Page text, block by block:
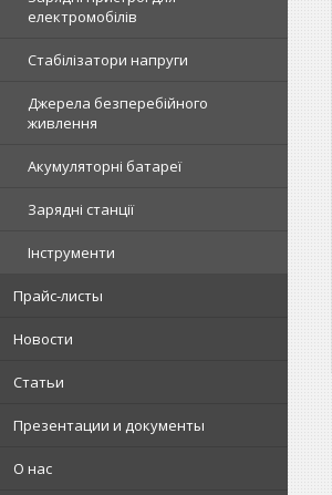
електромобілів
Стабілізатори напруги
Джерела безперебійного
живлення
Акумуляторні батареї
Зарядні станції
Інструменти
Прайс-листы
Новости
Статьи
Презентации и документы
О нас